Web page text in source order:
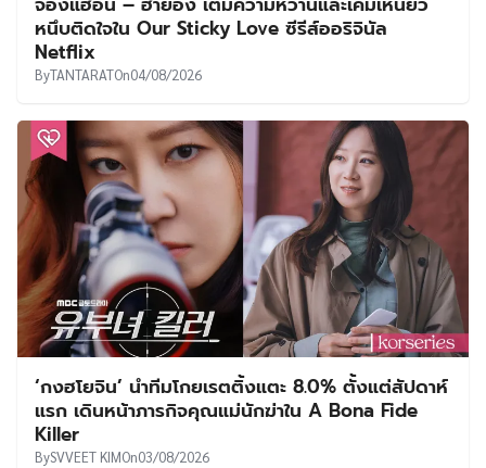
หนึบติดใจใน Our Sticky Love ซีรีส์ออริจินัล
Netflix
ByTANTARATOn04/08/2026
‘กงฮโยจิน’ นำทีมโกยเรตติ้งแตะ 8.0% ตั้งแต่สัปดาห์
แรก เดินหน้าภารกิจคุณแม่นักฆ่าใน A Bona Fide
Killer
BySVVEET KIMOn03/08/2026